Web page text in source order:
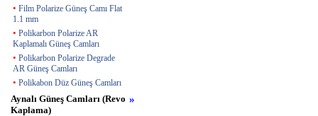
• Film Polarize Güneş Camı Flat
1.1 mm
• Polikarbon Polarize AR
Kaplamalı Güneş Camları
• Polikarbon Polarize Degrade
AR Güneş Camları
• Polikabon Düz Güneş Camları
Aynalı Güneş Camları (Revo
Kaplama)
»